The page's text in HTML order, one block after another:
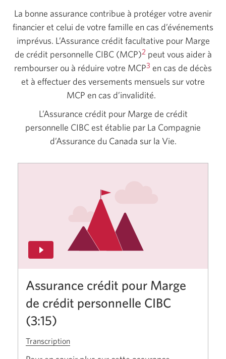
La bonne assurance contribue à protéger votre avenir
financier et celui de votre famille en cas d’événements
imprévus. L’Assurance crédit facultative pour Marge
de crédit personnelle CIBC (MCP)2 peut vous aider à
rembourser ou à réduire votre MCP3 en cas de décès
et à effectuer des versements mensuels sur votre
MCP en cas d’invalidité.
L’Assurance crédit pour Marge de crédit
personnelle CIBC est établie par La Compagnie
d’Assurance du Canada sur la Vie.
Assurance crédit pour Marge
de crédit personnelle CIBC
(3:15)
Transcription
l’Assurance